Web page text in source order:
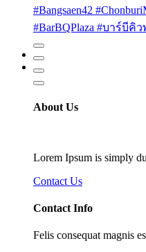
#Bangsaen42
#BarBQPlaza #บาร์บีคิ
About Us
Lorem Ipsum is simply
Contact Us
Contact Info
Felis consequat magnis